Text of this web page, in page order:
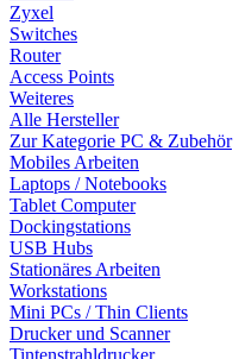
Zyxel
Switches
Router
Access Points
Weiteres
Alle Hersteller
Zur Kategorie PC & Zubehör
Mobiles Arbeiten
Laptops / Notebooks
Tablet Computer
Dockingstations
USB Hubs
Stationäres Arbeiten
Workstations
Mini PCs / Thin Clients
Drucker und Scanner
Tintenstrahldrucker